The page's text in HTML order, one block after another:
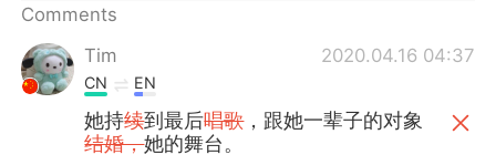
Comments
Tim
2020.04.16 04:37
CN EN
她持续到最后唱歌，跟她一辈子的对象
结婚，她的舞台。